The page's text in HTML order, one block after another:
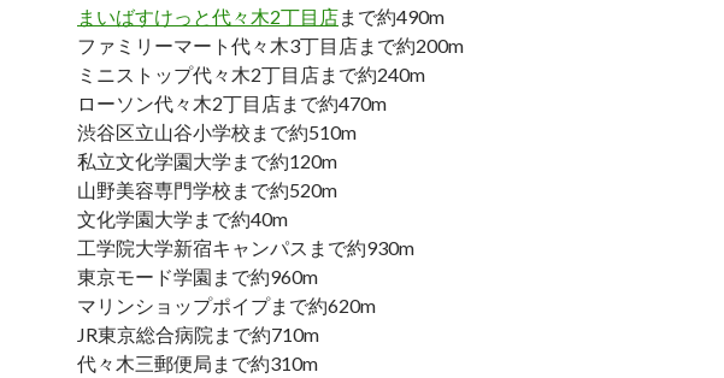
まいばすけっと代々木2丁目店まで約490m
ファミリーマート代々木3丁目店まで約200m
ミニストップ代々木2丁目店まで約240m
ローソン代々木2丁目店まで約470m
渋谷区立山谷小学校まで約510m
私立文化学園大学まで約120m
山野美容専門学校まで約520m
文化学園大学まで約40m
工学院大学新宿キャンパスまで約930m
東京モード学園まで約960m
マリンショップポイプまで約620m
JR東京総合病院まで約710m
代々木三郵便局まで約310m